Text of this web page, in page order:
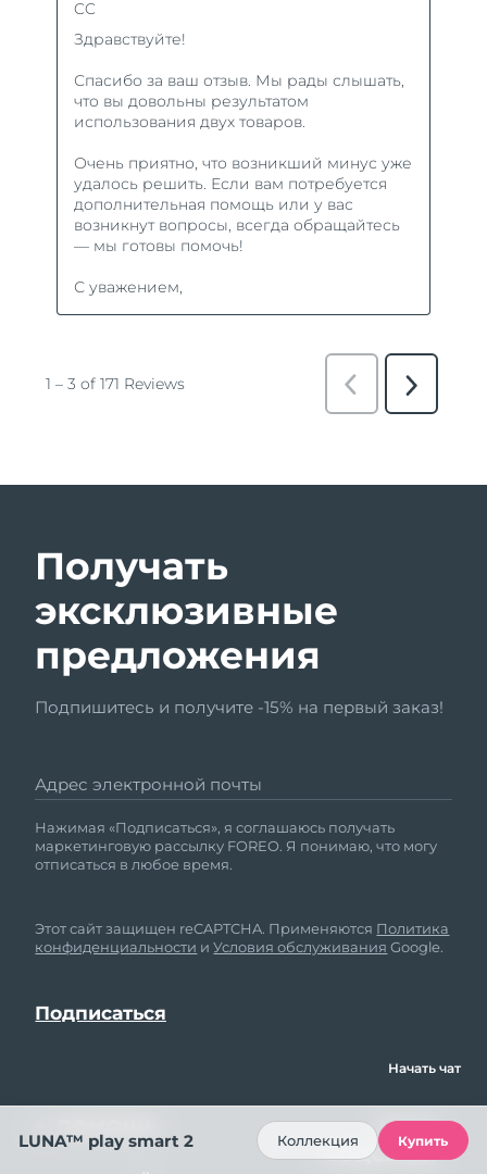
Получать
эксклюзивные
предложения
Подпишитесь и получите -15% на первый заказ!
Адрес электронной почты
Нажимая «Подписаться», я соглашаюсь получать
маркетинговую рассылку FOREO. Я понимаю, что могу
отписаться в любое время.
Этот сайт защищен reCAPTCHA. Применяются Политика
конфиденциальности иУсловия обслуживания Google.
МЫ В
СОЦСЕТЯХ
Начать чат
LUNA™ play smart 2 Коллекция Купить